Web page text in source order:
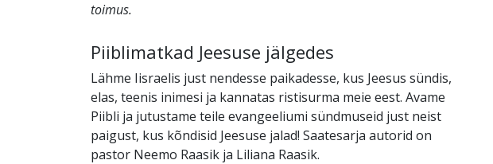
toimus.
Piiblimatkad Jeesuse jälgedes
Lähme Iisraelis just nendesse paikadesse, kus Jeesus sündis,
elas, teenis inimesi ja kannatas ristisurma meie eest. Avame
Piibli ja jutustame teile evangeeliumi sündmuseid just neist
paigust, kus kõndisid Jeesuse jalad! Saatesarja autorid on
pastor Neemo Raasik ja Liliana Raasik.